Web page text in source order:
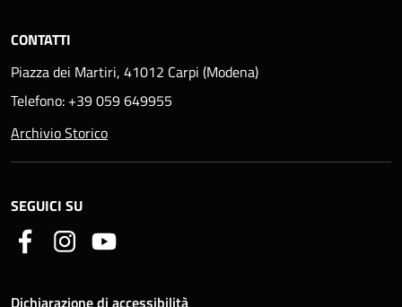
CONTATTI
Piazza dei Martiri, 41012 Carpi (Modena)
Telefono: +39 059 649955
Archivio Storico
SEGUICI SU
Dichiarazione di accessibilità